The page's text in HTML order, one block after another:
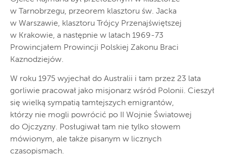
w Tarnobrzegu, przeorem klasztoru św. Jacka
w Warszawie, klasztoru Trójcy Przenajświętszej
w Krakowie, a następnie w latach 1969-73
Prowincjałem Prowincji Polskiej Zakonu Braci
Kaznodziejów.
W roku 1975 wyjechał do Australii i tam przez 23 lata
gorliwie pracował jako misjonarz wśród Polonii. Cieszył
się wielką sympatią tamtejszych emigrantów,
którzy nie mogli powrócić po II Wojnie Światowej
do Ojczyzny. Posługiwał tam nie tylko słowem
mówionym, ale także pisanym w licznych
czasopismach.